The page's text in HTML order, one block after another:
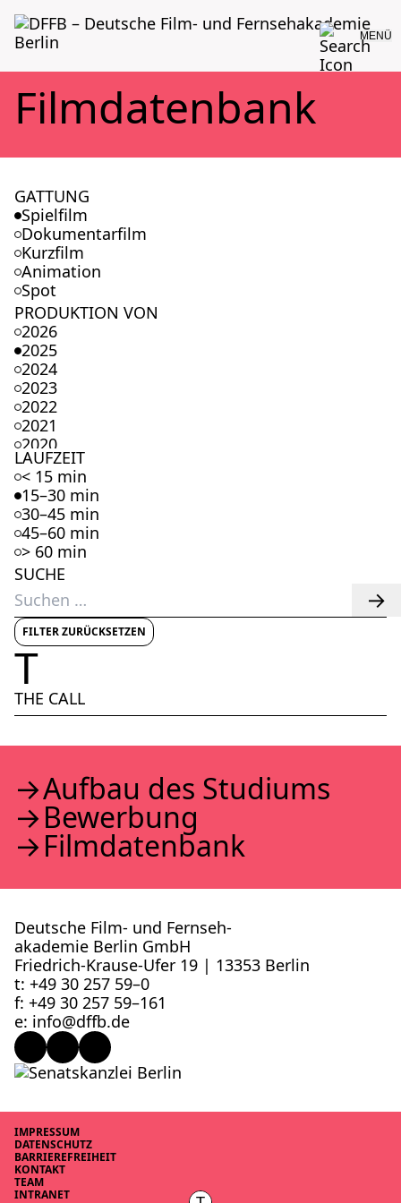
MENÜ
Film­da­ten­bank
GATTUNG
Spielfilm
Dokumentarfilm
Kurzfilm
Animation
Spot
PRODUKTION VON
2026
2025
2024
2023
2022
2021
2020
2019
2018
2017
2016
2015
2014
2013
2012
2011
2010
2009
2007
2006
2004
2002
LAUFZEIT
< 15 min
15–30 min
30–45 min
45–60 min
> 60 min
SUCHE
Suchen
nach:
FILTER ZURÜCKSETZEN
T
THE CALL
Auf­bau des Stu­di­ums
Bewer­bung
Film­da­ten­bank
Deutsche Film- und Fernseh­
akademie Berlin GmbH
Friedrich-Krause-Ufer 19 | 13353 Berlin
t: +49 30 257 59–0
f: +49 30 257 59–161
e: info@​dffb.​de
IMPRES­SUM
DATEN­SCHUTZ
BAR­RIE­RE­FREI­HEIT
KON­TAKT
TEAM
INTRA­NET